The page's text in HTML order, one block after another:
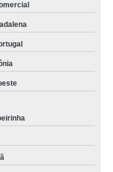
lausane
liga Luz
Leopoldina
tecnica Pompéia
tecnica Pacaembu